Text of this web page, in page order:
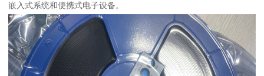
嵌入式系统和便携式电子设备。